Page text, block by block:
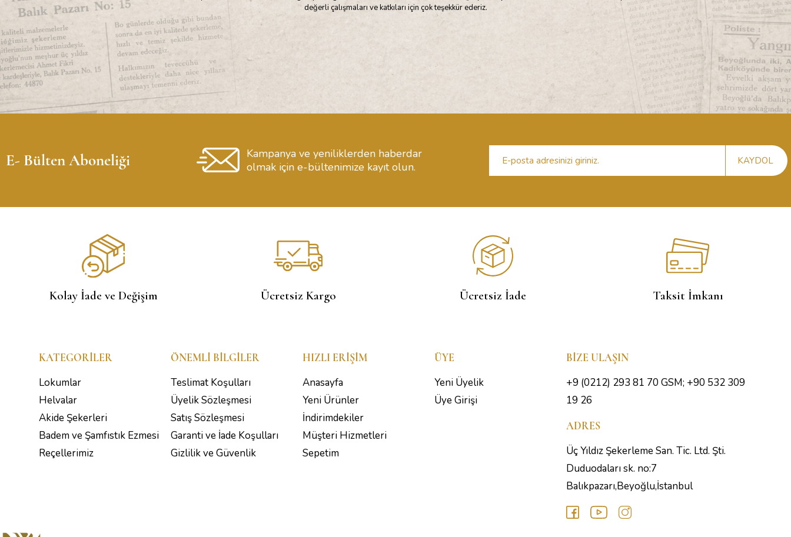
değerli çalışmaları ve katkıları için çok teşekkür ederiz.
E- Bülten Aboneliği
Kampanya ve yeniliklerden haberdar
olmak için e-bültenimize kayıt olun.
Kolay İade ve Değişim Ücretsiz Kargo Ücretsiz İade Taksit İmkanı
KATEGORILER
Lokumlar
Helvalar
Akide Şekerleri
Badem ve Şamfıstık Ezmesi
Reçellerimiz
ÖNEMLI BILGILER
Teslimat Koşulları
Üyelik Sözleşmesi
Satış Sözleşmesi
Garanti ve İade Koşulları
Gizlilik ve Güvenlik
HIZLI ERIŞIM
Anasayfa
Yeni Ürünler
İndirimdekiler
Müşteri Hizmetleri
Sepetim
ÜYE
Yeni Üyelik
Üye Girişi
BİZE ULAŞIN
+9 (0212) 293 81 70 GSM; +90 532 309
19 26
ADRES
Üç Yıldız Şekerleme San. Tic. Ltd. Şti.
Duduodaları sk. no:7
Balıkpazarı,Beyoğlu,İstanbul